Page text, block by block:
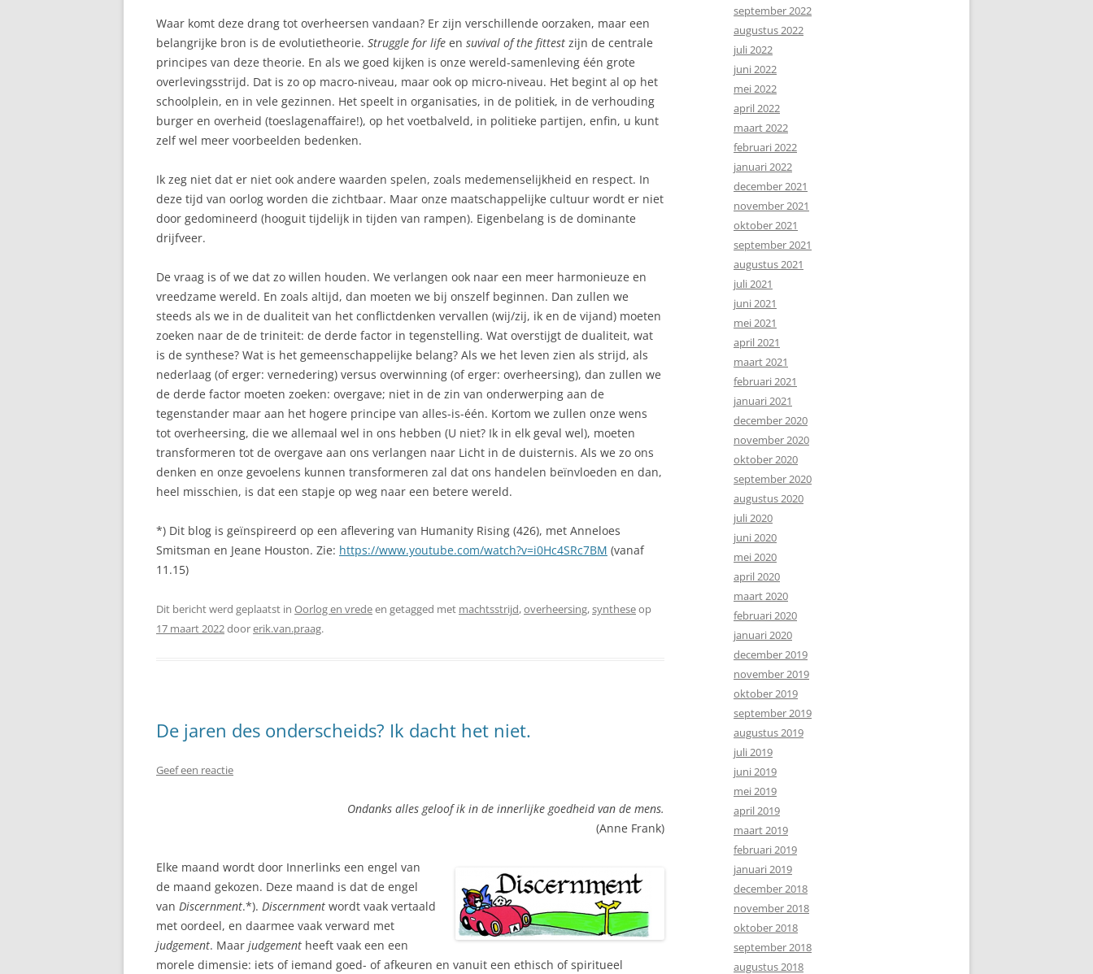
Waar komt deze drang tot overheersen vandaan? Er zijn verschillende oorzaken, maar een
belangrijke bron is de evolutietheorie. Struggle for life en suvival of the fittest zijn de centrale
principes van deze theorie. En als we goed kijken is onze wereld-samenleving één grote
overlevingsstrijd. Dat is zo op macro-niveau, maar ook op micro-niveau. Het begint al op het
schoolplein, en in vele gezinnen. Het speelt in organisaties, in de politiek, in de verhouding
burger en overheid (toeslagenaffaire!), op het voetbalveld, in politieke partijen, enfin, u kunt
zelf wel meer voorbeelden bedenken.
Ik zeg niet dat er niet ook andere waarden spelen, zoals medemenselijkheid en respect. In
deze tijd van oorlog worden die zichtbaar. Maar onze maatschappelijke cultuur wordt er niet
door gedomineerd (hooguit tijdelijk in tijden van rampen). Eigenbelang is de dominante
drijfveer.
De vraag is of we dat zo willen houden. We verlangen ook naar een meer harmonieuze en
vreedzame wereld. En zoals altijd, dan moeten we bij onszelf beginnen. Dan zullen we
steeds als we in de dualiteit van het conflictdenken vervallen (wij/zij, ik en de vijand) moeten
zoeken naar de de triniteit: de derde factor in tegenstelling. Wat overstijgt de dualiteit, wat
is de synthese? Wat is het gemeenschappelijke belang? Als we het leven zien als strijd, als
nederlaag (of erger: vernedering) versus overwinning (of erger: overheersing), dan zullen we
de derde factor moeten zoeken: overgave; niet in de zin van onderwerping aan de
tegenstander maar aan het hogere principe van alles-is-één. Kortom we zullen onze wens
tot overheersing, die we allemaal wel in ons hebben (U niet? Ik in elk geval wel), moeten
transformeren tot de overgave aan ons verlangen naar Licht in de duisternis. Als we zo ons
denken en onze gevoelens kunnen transformeren zal dat ons handelen beïnvloeden en dan,
heel misschien, is dat een stapje op weg naar een betere wereld.
*) Dit blog is geïnspireerd op een aflevering van Humanity Rising (426), met Anneloes
Smitsman en Jeane Houston. Zie: https://www.youtube.com/watch?v=i0Hc4SRc7BM (vanaf
11.15)
Dit bericht werd geplaatst in Oorlog en vredeen getagged met machtsstrijd,overheersing,syntheseop
17 maart 2022doorerik.van.praag.
De jaren des onderscheids? Ik dacht het niet.
Geef een reactie
Ondanks alles geloof ik in de innerlijke goedheid van de mens.
(Anne Frank)
Elke maand wordt door Innerlinks een engel van
de maand gekozen. Deze maand is dat de engel
van Discernment.*). Discernment wordt vaak vertaald
met oordeel, en daarmee vaak verward met
judgement. Maar judgement heeft vaak een een
morele dimensie: iets of iemand goed- of afkeuren en vanuit een ethisch of spiritueel
september 2022
augustus 2022
juli 2022
juni 2022
mei 2022
april 2022
maart 2022
februari 2022
januari 2022
december 2021
november 2021
oktober 2021
september 2021
augustus 2021
juli 2021
juni 2021
mei 2021
april 2021
maart 2021
februari 2021
januari 2021
december 2020
november 2020
oktober 2020
september 2020
augustus 2020
juli 2020
juni 2020
mei 2020
april 2020
maart 2020
februari 2020
januari 2020
december 2019
november 2019
oktober 2019
september 2019
augustus 2019
juli 2019
juni 2019
mei 2019
april 2019
maart 2019
februari 2019
januari 2019
december 2018
november 2018
oktober 2018
september 2018
augustus 2018